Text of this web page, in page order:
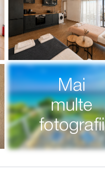
Mai
multe
fotografii